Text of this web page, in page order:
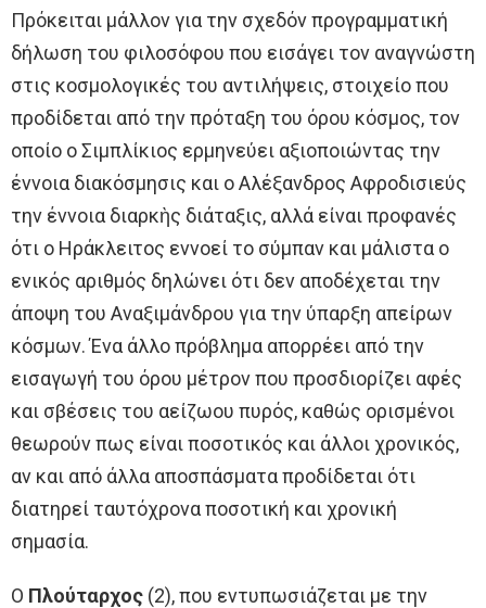
Πρόκειται μάλλον για την σχεδόν προγραμματική
δήλωση του φιλοσόφου που εισάγει τον αναγνώστη
στις κοσμολογικές του αντιλήψεις, στοιχείο που
προδίδεται από την πρόταξη του όρου κόσμος, τον
οποίο ο Σιμπλίκιος ερμηνεύει αξιοποιώντας την
έννοια διακόσμησις και ο Αλέξανδρος Αφροδισιεύς
την έννοια διαρκὴς διάταξις, αλλά είναι προφανές
ότι ο Ηράκλειτος εννοεί το σύμπαν και μάλιστα ο
ενικός αριθμός δηλώνει ότι δεν αποδέχεται την
άποψη του Αναξιμάνδρου για την ύπαρξη απείρων
κόσμων. Ένα άλλο πρόβλημα απορρέει από την
εισαγωγή του όρου μέτρον που προσδιορίζει αφές
και σβέσεις του αείζωου πυρός, καθώς ορισμένοι
θεωρούν πως είναι ποσοτικός και άλλοι χρονικός,
αν και από άλλα αποσπάσματα προδίδεται ότι
διατηρεί ταυτόχρονα ποσοτική και χρονική
σημασία.
Ο Πλούταρχος (2), που εντυπωσιάζεται με την